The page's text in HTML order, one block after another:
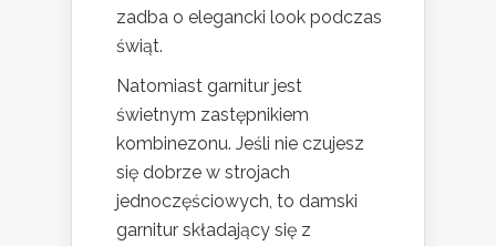
zadba o elegancki look podczas
świąt.
Natomiast garnitur jest
świetnym zastępnikiem
kombinezonu. Jeśli nie czujesz
się dobrze w strojach
jednoczęściowych, to damski
garnitur składający się z